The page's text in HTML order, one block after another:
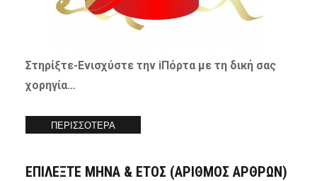
Στηρίξτε-Ενισχύστετην iΠόρτα με τη δική σας
χορηγία…
ΠΕΡΙΣΣΟΤΕΡΑ
ΕΠΙΛΕΞΤΕ ΜΗΝΑ & ΕΤΟΣ (ΑΡΙΘΜΟΣ ΑΡΘΡΩΝ)